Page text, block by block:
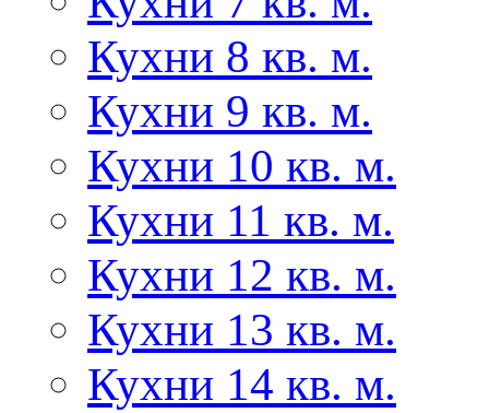
Кухни 8 кв. м.
Кухни 9 кв. м.
Кухни 10 кв. м.
Кухни 11 кв. м.
Кухни 12 кв. м.
Кухни 13 кв. м.
Кухни 14 кв. м.